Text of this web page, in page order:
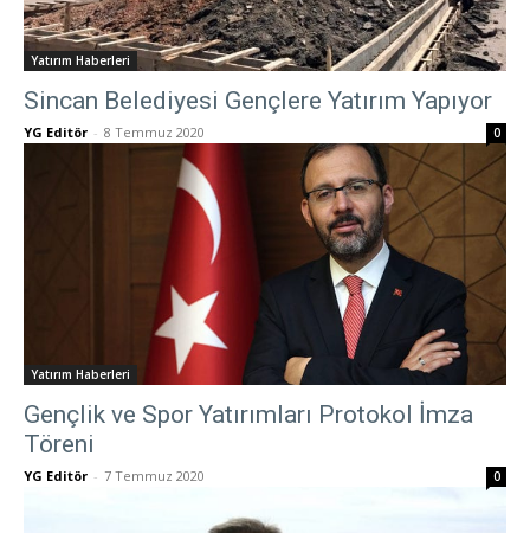
Yatırım Haberleri
Sincan Belediyesi Gençlere Yatırım Yapıyor
YG Editör - 8 Temmuz 2020 0
Yatırım Haberleri
Gençlik ve Spor Yatırımları Protokol İmza
Töreni
YG Editör - 7 Temmuz 2020 0